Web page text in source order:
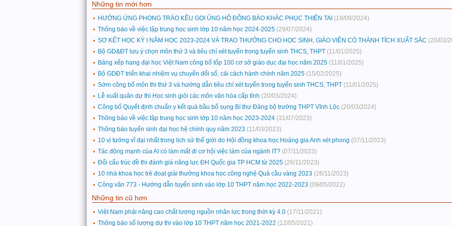
Những tin mới hơn
HƯỞNG ỨNG PHONG TRÀO KÊU GỌI ỦNG HỘ ĐỒNG BÀO KHẮC PHỤC THIÊN TAI (19/09/2024)
Thông báo về việc tập trung học sinh lớp 10 năm học 2024-2025 (29/07/2024)
SƠ KẾT HỌC KỲ I NĂM HỌC 2023-2024 VÀ TRAO THƯỞNG CHO HỌC SINH, GIÁO VIÊN CÓ THÀNH TÍCH XUẤT SẮC (20/03/
Bộ GD&ĐT lưu ý chọn môn thứ 3 và tiêu chí xét tuyển trong tuyển sinh THCS, THPT (11/01/2025)
Bảng xếp hạng đại học Việt Nam công bố tốp 100 cơ sở giáo dục đại học năm 2025 (11/01/2025)
Bộ GDĐT triển khai nhiệm vụ chuyển đổi số, cải cách hành chính năm 2025 (15/02/2025)
Sớm công bố môn thi thứ 3 và hướng dẫn tiêu chí xét tuyển trong tuyển sinh THCS, THPT (11/01/2025)
Lễ xuất quân dự thi Học sinh giỏi các môn văn hóa cấp tỉnh (20/03/2024)
Công bố Quyết định chuẩn y kết quả bầu bổ sung Bí thư Đảng bộ trường THPT Vĩnh Lộc (20/03/2024)
Thông báo về việc tập trung học sinh lớp 10 năm học 2023-2024 (31/07/2023)
Thông báo tuyển sinh đại học hệ chính quy năm 2023 (11/03/2023)
10 vị tướng vĩ đại nhất trong lịch sử thế giới do Hội đồng khoa học Hoàng gia Anh xét phong (07/11/2023)
Tác động mạnh của AI có làm mất đi cơ hội việc làm của ngành IT? (07/11/2023)
Đổi cấu trúc đề thi đánh giá năng lực ĐH Quốc gia TP HCM từ 2025 (26/11/2023)
10 nhà khoa học trẻ đoạt giải thưởng khoa học công nghệ Quả cầu vàng 2023 (26/11/2023)
Công văn 773 - Hướng dẫn tuyển sinh vào lớp 10 THPT năm học 2022-2023 (09/05/2022)
Những tin cũ hơn
Việt Nam phải nâng cao chất lượng nguồn nhân lực trong thời kỳ 4.0 (17/11/2021)
Thông báo số lượng dự thi vào lớp 10 THPT năm học 2021-2022 (12/05/2021)